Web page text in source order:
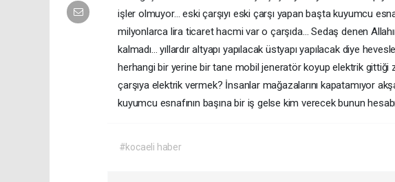
işler olmuyor… eski çarşıyı eski çarşı yapan başta kuyumcu
milyonlarca lira ticaret hacmi var o çarşıda… Sedaş denen
kalmadı… yıllardır altyapı yapılacak üstyapı yapılacak diye
herhangi bir yerine bir tane mobil jeneratör koyup elektrik gittiği
çarşıya elektrik vermek? İnsanlar mağazalarını kapatamıyor
kuyumcu esnafının başına bir iş gelse kim verecek bunun
#kocaeli haber